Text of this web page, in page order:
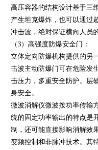
高压容器的结构设计基于三
产生坦克爆炸，也可以通过
冲击波，绝对保证横向人员
（3）高强度防爆安全门：
立体定向防爆机构提供的另
击波主动防爆门可在危险发
击压力，多重安全防护。层
身安全。
微波消解仪微波按功率传输
统的固定功率输出的特点是
制，还可能直接影响消解效
变频控制和非脉冲技术。其